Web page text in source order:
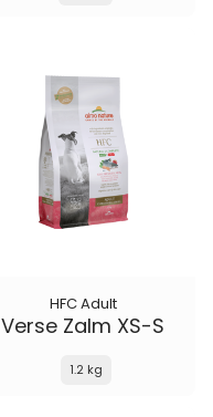
HFC Adult
Verse Zalm XS-S
1.2 kg